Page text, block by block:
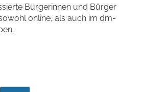
Bürgerinnen und Bürger
online, als auch im dm-